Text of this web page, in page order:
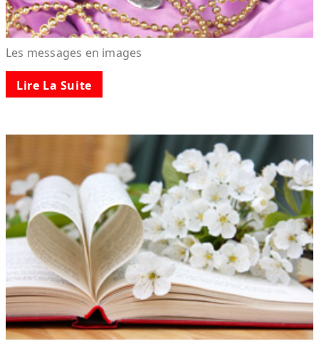
Les messages en images
Lire La Suite